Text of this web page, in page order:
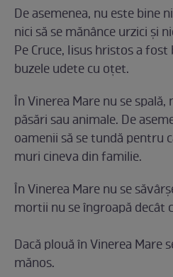
De asemenea, nu este bine
nici să se mănânce urzici şi
Pe Cruce, Iisus hristos a
buzele udete cu oţet.
În Vinerea Mare nu se spală,
păsări sau animale. De
oamenii să se tundă pentru
muri cineva din familie.
În Vinerea Mare nu se
mortii nu se îngroapă decât
Dacă plouă în Vinerea Mare
mănos.